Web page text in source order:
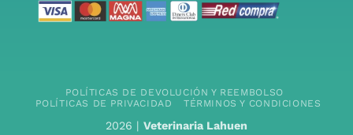
POLÍTICAS DE DEVOLUCIÓN Y REEMBOLSO
POLÍTICAS DE PRIVACIDAD
TÉRMINOS Y CONDICIONES
2026 | Veterinaria Lahuen